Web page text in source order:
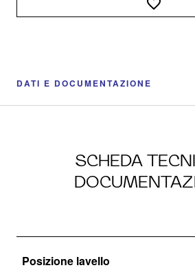
DATI E DOCUMENTAZIONE
SCHEDA
Posizione lavello